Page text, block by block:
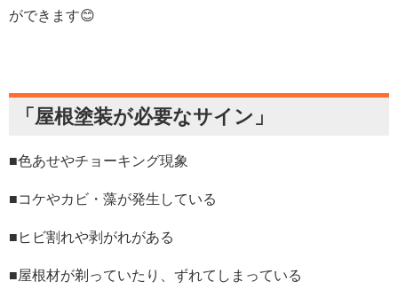
ができます😊
「屋根塗装が必要なサイン」
■色あせやチョーキング現象
■コケやカビ・藻が発生している
■ヒビ割れや剥がれがある
■屋根材が剃っていたり、ずれてしまっている